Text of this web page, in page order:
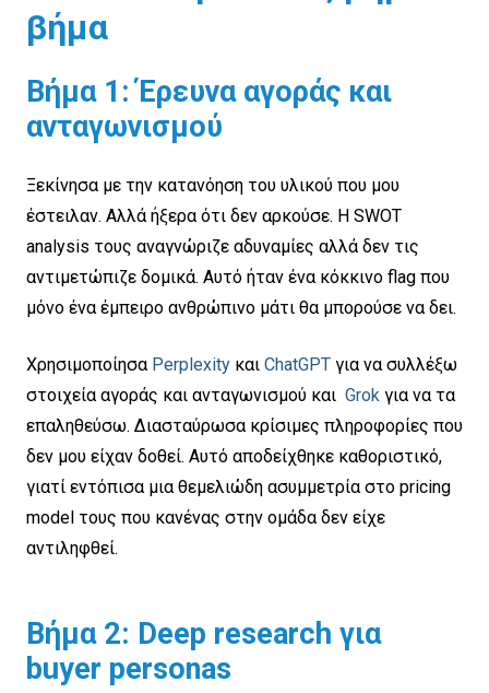
βήμα
Βήμα 1: Έρευνα αγοράς και
ανταγωνισμού
Ξεκίνησα με την κατανόηση του υλικού που μου
έστειλαν. Αλλά ήξερα ότι δεν αρκούσε. Η SWOT
analysis τους αναγνώριζε αδυναμίες αλλά δεν τις
αντιμετώπιζε δομικά. Αυτό ήταν ένα κόκκινο flag που
μόνο ένα έμπειρο ανθρώπινο μάτι θα μπορούσε να δει.
Χρησιμοποίησα Perplexity και ChatGPT για να συλλέξω
στοιχεία αγοράς και ανταγωνισμού και Grok για να τα
επαληθεύσω. Διασταύρωσα κρίσιμες πληροφορίες που
δεν μου είχαν δοθεί. Αυτό αποδείχθηκε καθοριστικό,
γιατί εντόπισα μια θεμελιώδη ασυμμετρία στο pricing
model τους που κανένας στην ομάδα δεν είχε
αντιληφθεί.
Βήμα 2: Deep research για
buyer personas